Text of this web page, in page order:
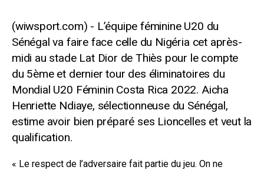
L’équipe féminine U20 du
Sénégal va faire face celle du Nigéria cet après-
midi au stade Lat Dior de Thiès pour le compte
du 5ème et dernier tour des éliminatoires du
Mondial U20 Féminin Costa Rica 2022. Aicha
Henriette Ndiaye, sélectionneuse du Sénégal,
estime avoir bien préparé ses Lioncelles et veut la
qualification.
« Le respect de l’adversaire fait partie du jeu. On ne